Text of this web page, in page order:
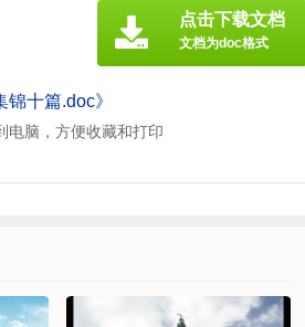
锦十篇.doc》
电脑，方便收藏和打印
点击下载文档
文档为doc格式